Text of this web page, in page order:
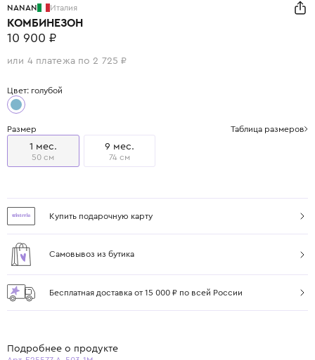
NANAN Италия
КОМБИНЕЗОН
10 900 ₽
или 4 платежа по 2 725 ₽
Цвет: голубой
Размер Таблица размеров
1 мес.
50 см
9 мес.
74 см
Купить подарочную карту
Самовывоз из бутика
Бесплатная доставка от 15 000 ₽ по всей России
Подробнее о продукте